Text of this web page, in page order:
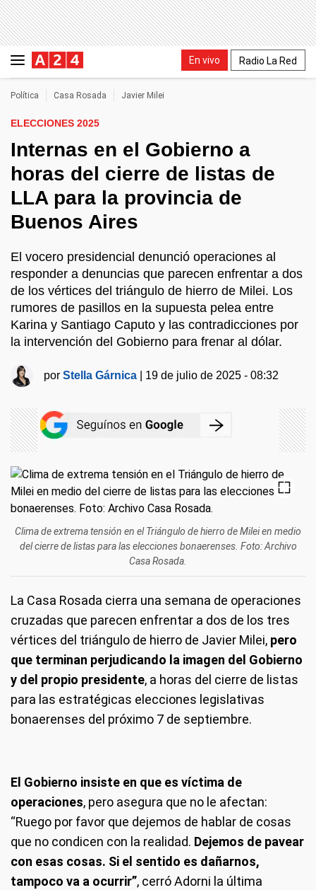
En vivo Radio La Red
Política Casa Rosada Javier Milei
ELECCIONES 2025
Internas en el Gobierno a
horas del cierre de listas de
LLA para la provincia de
Buenos Aires
El vocero presidencial denunció operaciones al
responder a denuncias que parecen enfrentar a dos
de los vértices del triángulo de hierro de Milei. Los
rumores de pasillos en la supuesta pelea entre
Karina y Santiago Caputo y las contradicciones por
la intervención del Gobierno para frenar al dólar.
porStella Gárnica 19 de julio de 2025 - 08:32
Clima de extrema tensión en el Triángulo de hierro de Milei en medio
del cierre de listas para las elecciones bonaerenses. Foto: Archivo
Casa Rosada.
La Casa Rosada cierra una semana de operaciones
cruzadas que parecen enfrentar a dos de los tres
vértices del triángulo de hierro de Javier Milei, pero
que terminan perjudicando la imagen del Gobierno
y del propio presidente, a horas del cierre de listas
para las estratégicas elecciones legislativas
bonaerenses del próximo 7 de septiembre.
El Gobierno insiste en que es víctima de
operaciones, pero asegura que no le afectan:
“Ruego por favor que dejemos de hablar de cosas
que no condicen con la realidad. Dejemos de pavear
con esas cosas. Si el sentido es dañarnos,
tampoco va a ocurrir”, cerró Adorni la última